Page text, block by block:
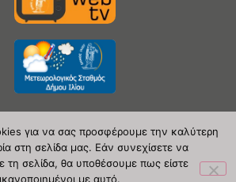
Copyright 2020 © Δήμος Ιλίου
για να σας προσφέρουμε την καλύτερη
στη σελίδα μας. Εάν συνεχίσετε να
τη σελίδα, θα υποθέσουμε πως είστε
ικανοποιημένοι με αυτό.